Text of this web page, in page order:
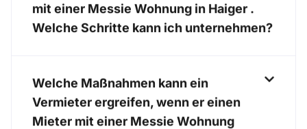
mit einer Messie Wohnung in Haiger .
Welche Schritte kann ich unternehmen?
Welche Maßnahmen kann ein
Vermieter ergreifen, wenn er einen
Mieter mit einer Messie Wohnung